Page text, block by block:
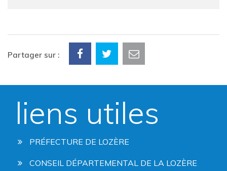
Partager sur :
liens utiles
PRÉFECTURE DE LOZÈRE
CONSEIL DÉPARTEMENTAL DE LA LOZÈRE